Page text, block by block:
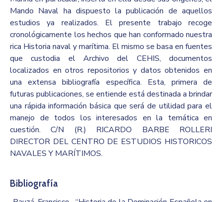
Mando Naval ha dispuesto la publicación de aquellos
estudios ya realizados. El presente trabajo recoge
cronológicamente los hechos que han conformado nuestra
rica Historia naval y marítima. El mismo se basa en fuentes
que custodia el Archivo del CEHIS, documentos
localizados en otros repositorios y datos obtenidos en
una extensa bibliografía específica. Esta, primera de
futuras publicaciones, se entiende está destinada a brindar
una rápida información básica que será de utilidad para el
manejo de todos los interesados en la temática en
cuestión. C/N (R.) RICARDO BARBE ROLLERI
DIRECTOR DEL CENTRO DE ESTUDIOS HISTORICOS
NAVALES Y MARÍTIMOS.
Bibliografía